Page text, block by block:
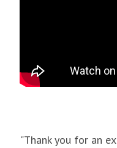
"Thank you for an